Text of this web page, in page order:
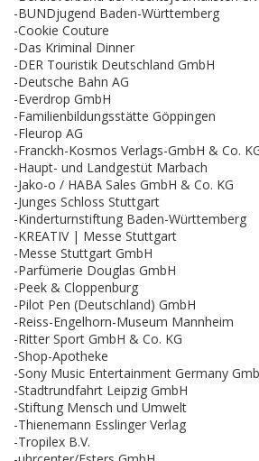
-BUNDjugend Baden-Württemberg
-Cookie Couture
-Das Kriminal Dinner
-DER Touristik Deutschland GmbH
-Deutsche Bahn AG
-Everdrop GmbH
-Familienbildungsstätte Göppingen
-Fleurop AG
-Franckh-Kosmos Verlags-GmbH & Co.
-Haupt- und Landgestüt Marbach
-Jako-o / HABA Sales GmbH & Co. KG
-Junges Schloss Stuttgart
-Kinderturnstiftung Baden-Württemberg
-KREATIV | Messe Stuttgart
-Messe Stuttgart GmbH
-Parfümerie Douglas GmbH
-Peek & Cloppenburg
-Pilot Pen (Deutschland) GmbH
-Reiss-Engelhorn-Museum Mannheim
-Ritter Sport GmbH & Co. KG
-Shop-Apotheke
-Sony Music Entertainment Germany
-Stadtrundfahrt Leipzig GmbH
-Stiftung Mensch und Umwelt
-Thienemann Esslinger Verlag
-Tropilex B.V.